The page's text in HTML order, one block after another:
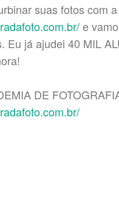
suas fotos com
e
Eu já ajudei 40 MIL
DE